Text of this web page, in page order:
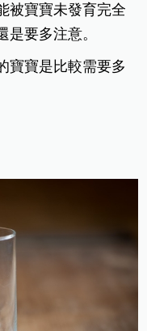
被寶寶未發育完全
要多注意。
寶寶是比較需要多